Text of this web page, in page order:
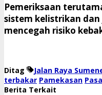
Pemeriksaan
sistem kelistrikan
mencegah risiko
Ditag Jalan Raya
terbakar Pamekasan
Berita Terkait